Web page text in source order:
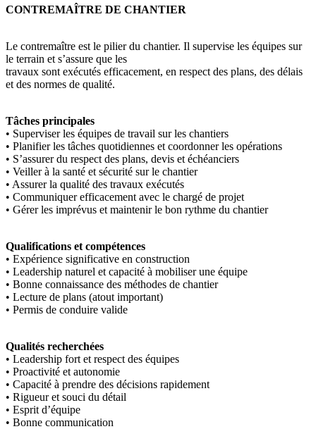
CONTREMAÎTRE DE CHANTIER
Le contremaître est le pilier du chantier. Il supervise les équipes sur
le terrain et s’assure que les
travaux sont exécutés efficacement, en respect des plans, des délais
et des normes de qualité.
Tâches principales
• Superviser les équipes de travail sur les chantiers
• Planifier les tâches quotidiennes et coordonner les opérations
• S’assurer du respect des plans, devis et échéanciers
• Veiller à la santé et sécurité sur le chantier
• Assurer la qualité des travaux exécutés
• Communiquer efficacement avec le chargé de projet
• Gérer les imprévus et maintenir le bon rythme du chantier
Qualifications et compétences
• Expérience significative en construction
• Leadership naturel et capacité à mobiliser une équipe
• Bonne connaissance des méthodes de chantier
• Lecture de plans (atout important)
• Permis de conduire valide
Qualités recherchées
• Leadership fort et respect des équipes
• Proactivité et autonomie
• Capacité à prendre des décisions rapidement
• Rigueur et souci du détail
• Esprit d’équipe
• Bonne communication